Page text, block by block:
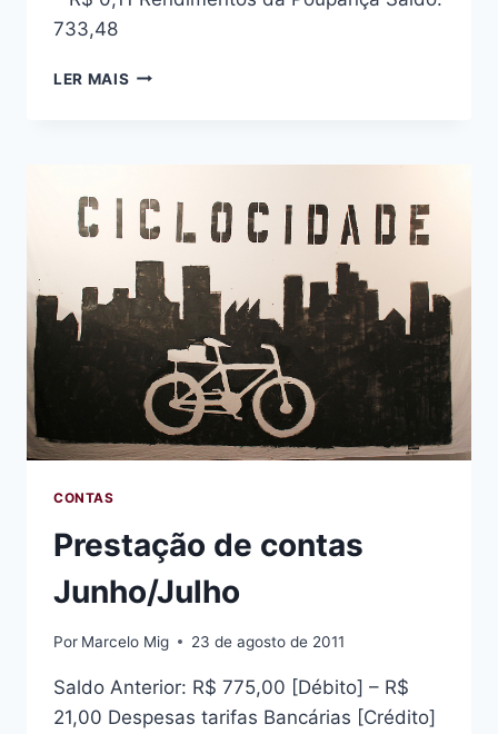
733,48
LER MAIS PRESTAÇÃO
CONTAS
Prestação de contas
Junho/Julho
Por Marcelo Mig 23 de agosto de 2011
Saldo Anterior: R$ 775,00 [Débito] – R$
21,00 Despesas tarifas Bancárias [Crédito]